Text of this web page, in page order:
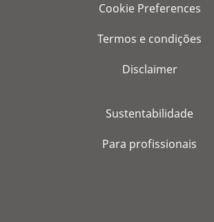
Cookie Preferences
Termos e condições
Disclaimer
Sustentabilidade
Para profissionais